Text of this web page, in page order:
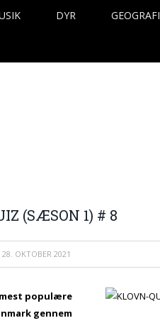
DYR GEOGRAFI
(SÆSON 1) # 8
28. OKTOBER 2021
populære
gennem